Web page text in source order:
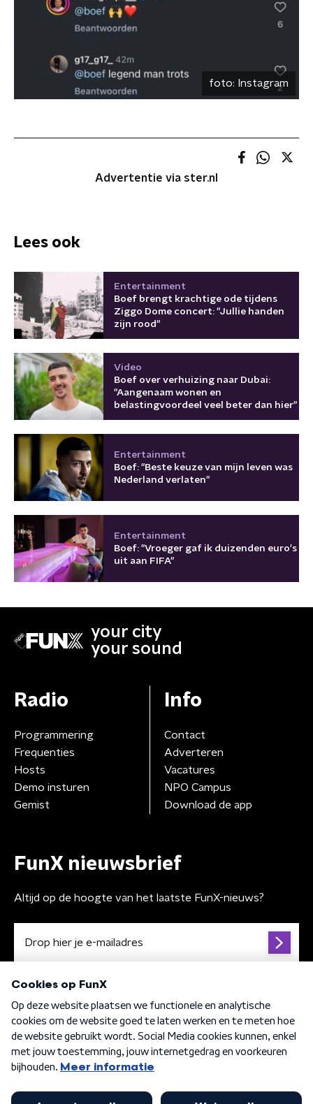
foto: Instagram
Advertentie via ster.nl
Lees ook
Entertainment
Boef brengt krachtige ode tijdens
Ziggo Dome concert: "Jullie handen
zijn rood"
Video
Boef over verhuizing naar Dubai:
"Aangenaam wonen en
belastingvoordeel veel beter dan hier"
Entertainment
Boef: "Beste keuze van mijn leven was
Nederland verlaten"
Entertainment
Boef: "Vroeger gaf ik duizenden euro's
uit aan FIFA"
your city
your sound
Radio
Programmering
Frequenties
Hosts
Demo insturen
Gemist
Info
Contact
Adverteren
Vacatures
NPO Campus
Download de app
FunX nieuwsbrief
Altijd op de hoogte van het laatste FunX-nieuws?
Algemene voorwaarden Privacybeleid